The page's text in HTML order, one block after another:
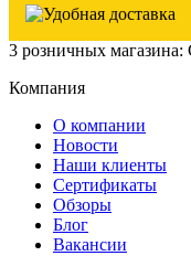
3 розничных магазина:
Компания
О компании
Новости
Наши клиенты
Сертификаты
Обзоры
Блог
Вакансии